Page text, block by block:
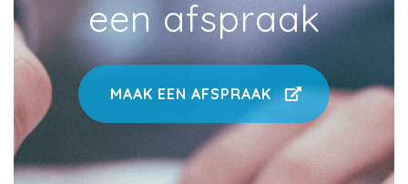
een afspraak
MAAK EEN AFSPRAAK